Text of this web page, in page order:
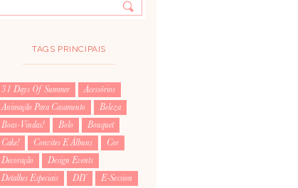
TAGS PRINCIPAIS
31 Days Of Summer
Acessórios
Animação Para Casamento
Beleza
Boas-Vindas!
Bolo
Bouquet
Cake!
Convites E Álbuns
Cor
Decoração
Design Events
Detalhes Especiais
DIY
E-Session